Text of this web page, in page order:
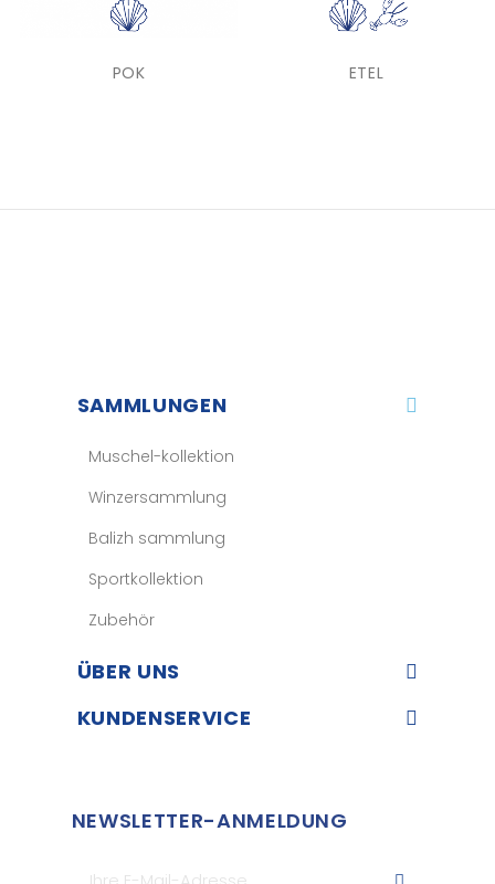
POK ETEL
SAMMLUNGEN
Muschel-kollektion
Winzersammlung
Balizh sammlung
Sportkollektion
Zubehör
ÜBER UNS​
KUNDENSERVICE​
NEWSLETTER-ANMELDUNG